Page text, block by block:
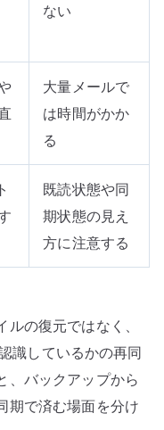
ない
大量メールで
は時間がかか
る
既読状態や同
期状態の見え
方に注意する
の復元ではなく、
識しているかの再同
、バックアップから
期で済む場面を分け